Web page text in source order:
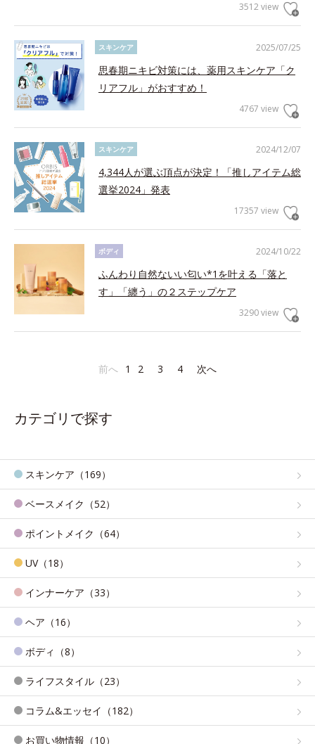
3512 view
2025/07/25
スキンケア
思春期ニキビ対策には、薬用スキンケア「ク
リアフル」がおすすめ！
4767 view
2024/12/07
スキンケア
4,344人が選ぶ頂点が決定！「推しアイテム総
選挙2024」発表
17357 view
2024/10/22
ボディ
ふんわり自然ないい匂い*1を叶える「落と
す」「纏う」の２ステップケア
3290 view
前へ 1 2 3 4 次へ
カテゴリで探す
スキンケア（169）
ベースメイク（52）
ポイントメイク（64）
UV（18）
インナーケア（33）
ヘア（16）
ボディ（8）
ライフスタイル（23）
コラム&エッセイ（182）
お買い物情報（10）